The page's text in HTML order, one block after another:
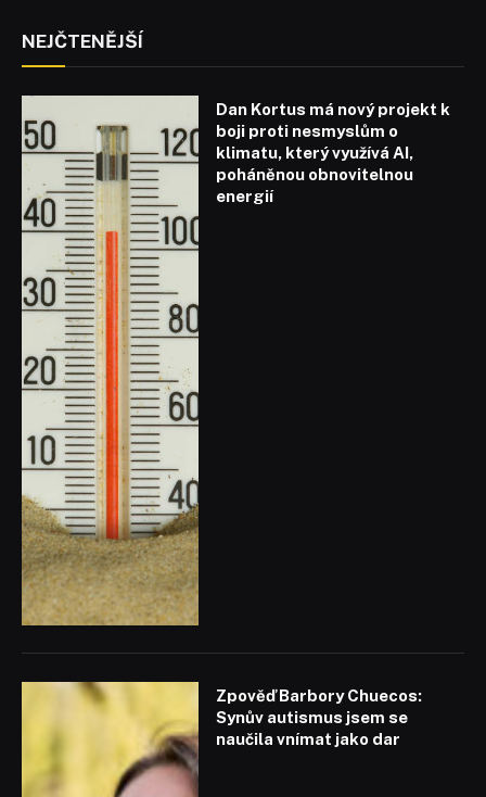
NEJČTENĚJŠÍ
Dan Kortus má nový projekt k
boji proti nesmyslům o
klimatu, který využívá AI,
poháněnou obnovitelnou
energií
Zpověď Barbory Chuecos:
Synův autismus jsem se
naučila vnímat jako dar